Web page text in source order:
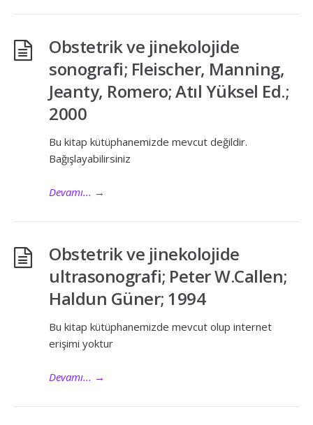
Obstetrik ve jinekolojide
sonografi; Fleischer, Manning,
Jeanty, Romero; Atıl Yüksel Ed.;
2000
Bu kitap kütüphanemizde mevcut değildir.
Bağışlayabilirsiniz
Devamı... →
Obstetrik ve jinekolojide
ultrasonografi; Peter W.Callen;
Haldun Güner; 1994
Bu kitap kütüphanemizde mevcut olup internet
erişimi yoktur
Devamı... →